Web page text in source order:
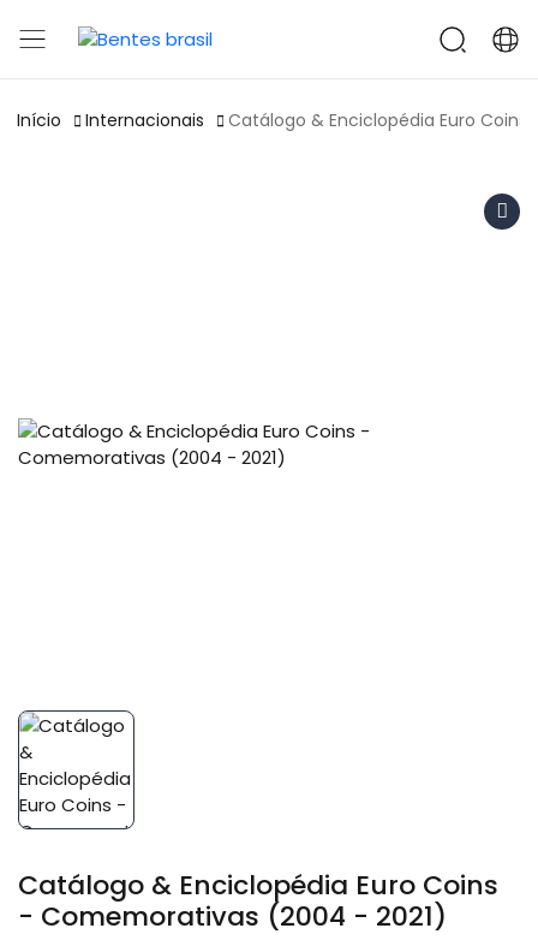
Início Internacionais Catálogo & Enciclopédia Euro
Catálogo & Enciclopédia Euro Coins
- Comemorativas (2004 - 2021)